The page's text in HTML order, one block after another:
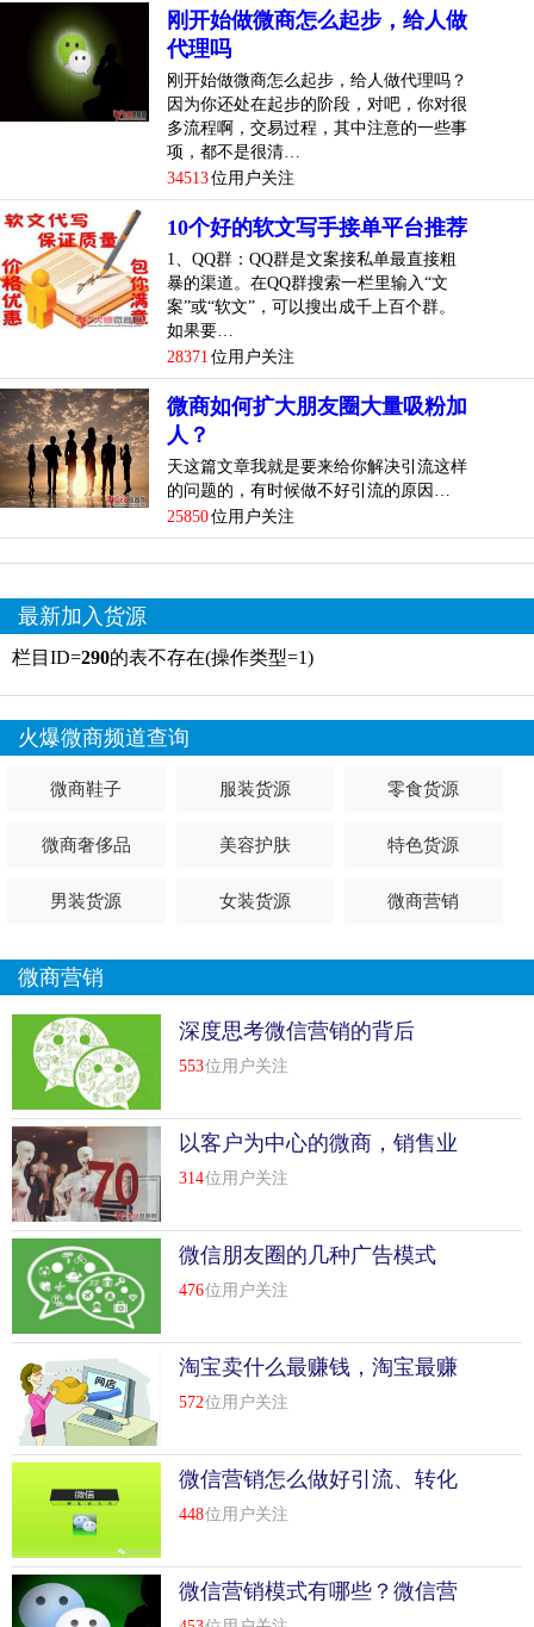
刚开始做微商怎么起步，给人做
代理吗
刚开始做微商怎么起步，给人做代理吗？
因为你还处在起步的阶段，对吧，你对很
多流程啊，交易过程，其中注意的一些事
项，都不是很清…
34513位用户关注
10个好的软文写手接单平台推荐
1、QQ群：QQ群是文案接私单最直接粗
暴的渠道。在QQ群搜索一栏里输入“文
案”或“软文”，可以搜出成千上百个群。
如果要…
28371 位用户关注
微商如何扩大朋友圈大量吸粉加
人？
天这篇文章我就是要来给你解决引流这样
的问题的，有时候做不好引流的原因…
25850位用户关注
最新加入货源
栏目ID=290的表不存在(操作类型=1)
火爆微商频道查询
微商鞋子 服装货源 零食货源
微商奢侈品 美容护肤 特色货源
男装货源 女装货源 微商营销
微商营销
深度思考微信营销的背后
553位用户关注
以客户为中心的微商，销售业
绩要高60%以上！
314位用户关注
微信朋友圈的几种广告模式
476位用户关注
淘宝卖什么最赚钱，淘宝最赚
钱产品推荐
572位用户关注
微信营销怎么做好引流、转化
和复购？
448位用户关注
微信营销模式有哪些？微信营
销模式分析